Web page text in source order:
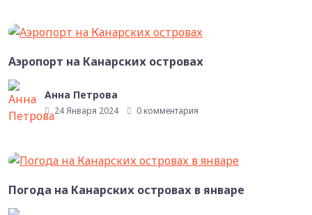
Аэропорт на Канарских островах
Анна Петрова
24 Января 2024 0 комментария
Погода на Канарских островах в январе